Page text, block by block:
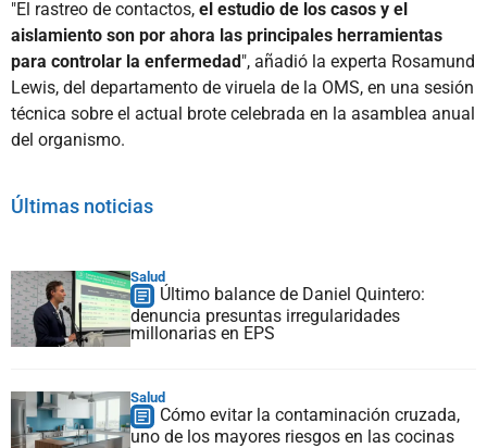
"El rastreo de contactos, el estudio de los casos y el
aislamiento son por ahora las principales herramientas
para controlar la enfermedad", añadió la experta Rosamund
Lewis, del departamento de viruela de la OMS, en una sesión
técnica sobre el actual brote celebrada en la asamblea anual
del organismo.
Últimas noticias
Salud
Último balance de Daniel Quintero:
denuncia presuntas irregularidades
millonarias en EPS
Salud
Cómo evitar la contaminación cruzada,
uno de los mayores riesgos en las cocinas